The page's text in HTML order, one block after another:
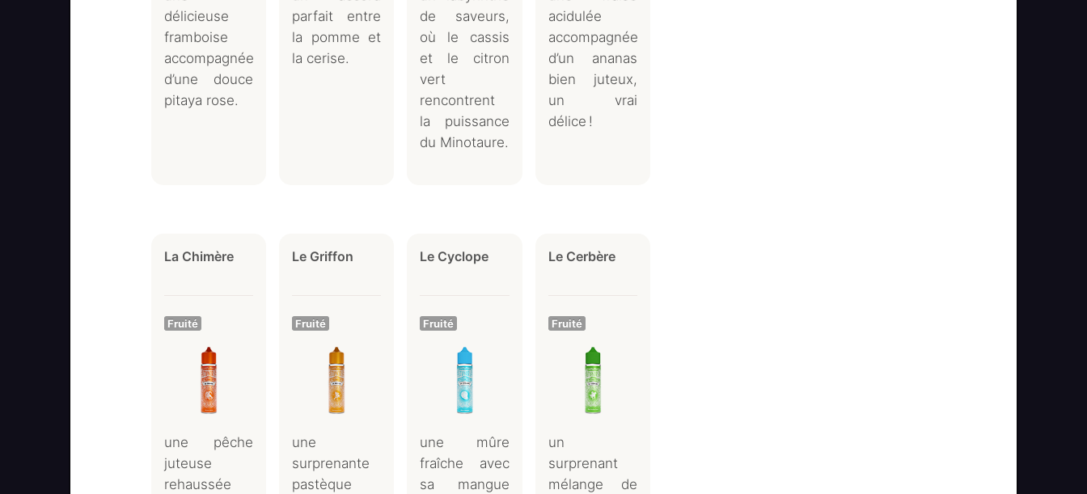
délicieuse
framboise
accompagnée
d’une douce
pitaya rose.
parfait entre
la pomme et
la cerise.
de saveurs,
où le cassis
et le citron
vert
rencontrent
la puissance
du Minotaure.
acidulée
accompagnée
d’un ananas
bien juteux,
un vrai
délice !
La Chimère
Fruité
une pêche
juteuse
rehaussée
Le Griffon
Fruité
une
surprenante
pastèque
Le Cyclope
Fruité
une mûre
fraîche avec
sa mangue
Le Cerbère
Fruité
un
surprenant
mélange de